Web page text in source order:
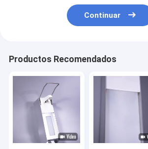
Continuar
Productos Recomendados